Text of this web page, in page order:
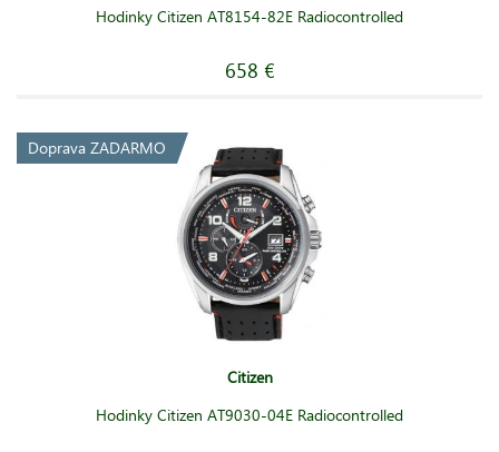
Hodinky Citizen AT8154-82E Radiocontrolled
658 €
Doprava ZADARMO
Citizen
Hodinky Citizen AT9030-04E Radiocontrolled